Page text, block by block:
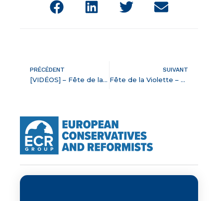
PRÉCÉDENT
[VIDÉOS] – Fête de la Violette, reportage sur France 3 Centre-Val de Loire
SUIVANT
Fête de la Violette – L’album photos